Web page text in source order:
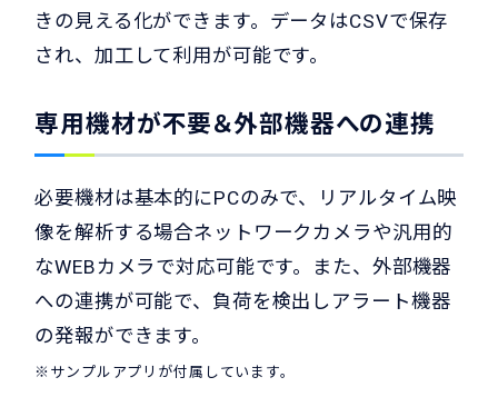
きの見える化ができます。データはCSVで保存
され、加工して利用が可能です。
専用機材が不要＆外部機器への連携
必要機材は基本的にPCのみで、リアルタイム映
像を解析する場合ネットワークカメラや汎用的
なWEBカメラで対応可能です。また、外部機器
への連携が可能で、負荷を検出しアラート機器
の発報ができます。
※サンプルアプリが付属しています。